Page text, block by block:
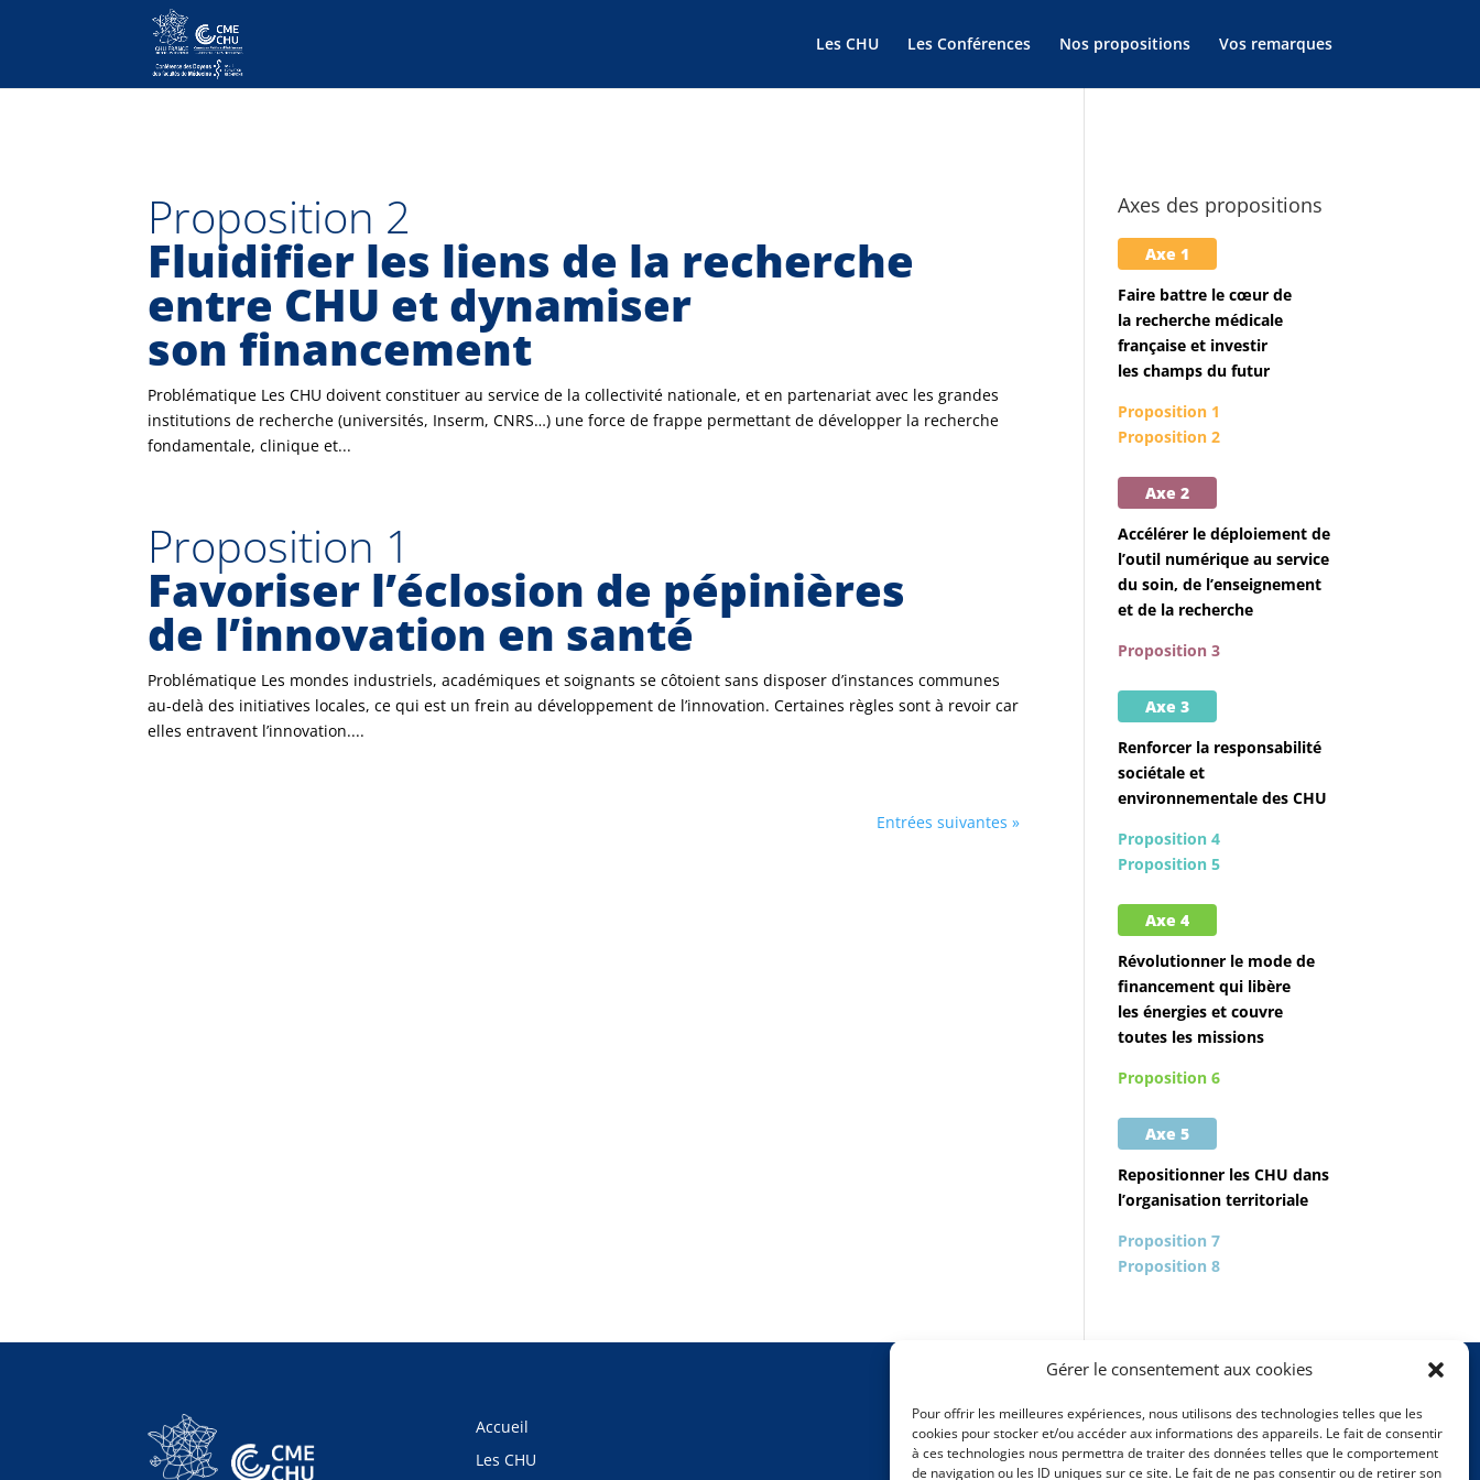
Gérer le consentement aux cookies
Pour offrir les meilleures expériences, nous utilisons des technologies telles que les
cookies pour stocker et/ou accéder aux informations des appareils. Le fait de consentir
à ces technologies nous permettra de traiter des données telles que le comportement
de navigation ou les ID uniques sur ce site. Le fait de ne pas consentir ou de retirer son
Les CHU Les Conférences Nos propositions Vos remarques
Proposition 2
Fluidifier les liens de la recherche
entre CHU et dynamiser
son financement
Problématique Les CHU doivent constituer au service de la collectivité nationale, et en partenariat avec les grandes
institutions de recherche (universités, Inserm, CNRS…) une force de frappe permettant de développer la recherche
fondamentale, clinique et...
Proposition 1
Favoriser l’éclosion de pépinières
de l’innovation en santé
Problématique Les mondes industriels, académiques et soignants se côtoient sans disposer d’instances communes
au-delà des initiatives locales, ce qui est un frein au développement de l’innovation. Certaines règles sont à revoir car
elles entravent l’innovation....
Entrées suivantes »
Axes des propositions
Axe 1
Faire battre le cœur de
la recherche médicale
française et investir
les champs du futur
Proposition 1
Proposition 2
Axe 2
Accélérer le déploiement de
l’outil numérique au service
du soin, de l’enseignement
et de la recherche
Proposition 3
Axe 3
Renforcer la responsabilité
sociétale et
environnementale des CHU
Proposition 4
Proposition 5
Axe 4
Révolutionner le mode de
financement qui libère
les énergies et couvre
toutes les missions
Proposition 6
Axe 5
Repositionner les CHU dans
l’organisation territoriale
Proposition 7
Proposition 8
Accueil
Les CHU
Mentions légales